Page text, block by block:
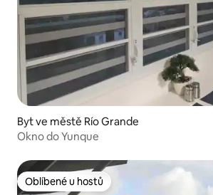
Byt ve městě Río Grande
Okno do Yunque
Oblíbené u hostů
Oblíbené u hostů